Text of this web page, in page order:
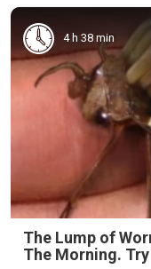
4 h 38 min
The Lump of
The Morning.